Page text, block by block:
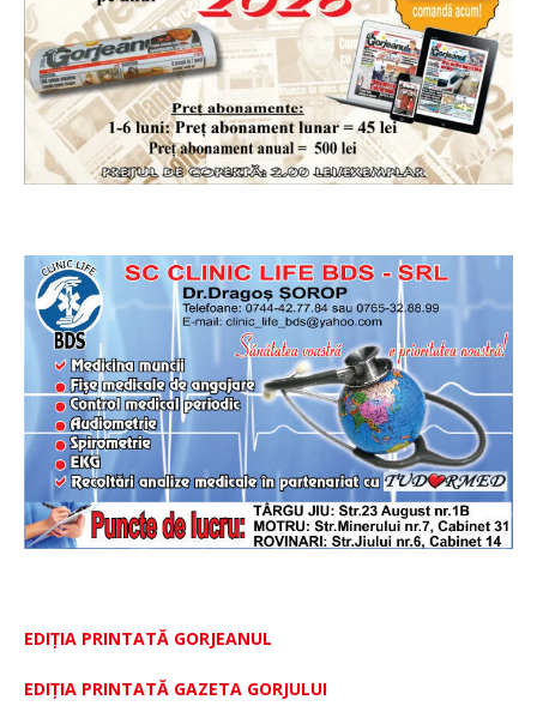
EDIȚIA PRINTATĂ GORJEANUL
EDIŢIA PRINTATĂ GAZETA GORJULUI